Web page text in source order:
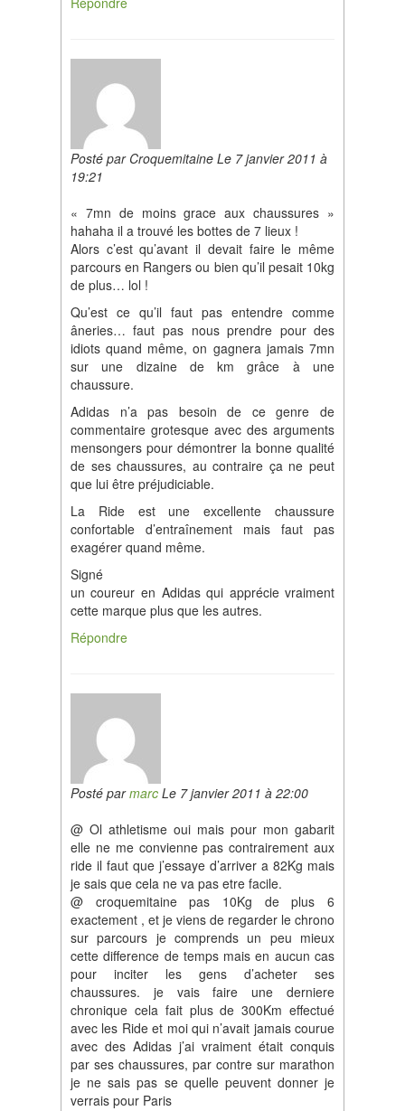
Posté par Croquemitaine Le 7 janvier 2011 à
19:21
« 7mn de moins grace aux chaussures »
hahaha il a trouvé les bottes de 7 lieux !
Alors c’est qu’avant il devait faire le même
parcours en Rangers ou bien qu’il pesait 10kg
de plus… lol !
Qu’est ce qu’il faut pas entendre comme
âneries… faut pas nous prendre pour des
idiots quand même, on gagnera jamais 7mn
sur une dizaine de km grâce à une
chaussure.
Adidas n’a pas besoin de ce genre de
commentaire grotesque avec des arguments
mensongers pour démontrer la bonne qualité
de ses chaussures, au contraire ça ne peut
que lui être préjudiciable.
La Ride est une excellente chaussure
confortable d’entraînement mais faut pas
exagérer quand même.
Signé
un coureur en Adidas qui apprécie vraiment
cette marque plus que les autres.
Répondre
Posté parmarcLe 7 janvier 2011 à 22:00
@ Ol athletisme oui mais pour mon gabarit
elle ne me convienne pas contrairement aux
ride il faut que j’essaye d’arriver a 82Kg mais
je sais que cela ne va pas etre facile.
@ croquemitaine pas 10Kg de plus 6
exactement , et je viens de regarder le chrono
sur parcours je comprends un peu mieux
cette difference de temps mais en aucun cas
pour inciter les gens d’acheter ses
chaussures. je vais faire une derniere
chronique cela fait plus de 300Km effectué
avec les Ride et moi qui n’avait jamais courue
avec des Adidas j’ai vraiment était conquis
par ses chaussures, par contre sur marathon
je ne sais pas se quelle peuvent donner je
verrais pour Paris